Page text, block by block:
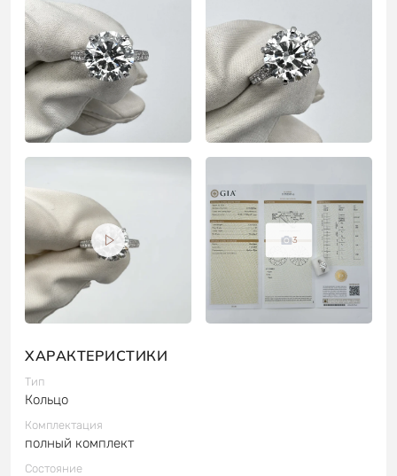
3
ХАРАКТЕРИСТИКИ
Тип
Кольцо
Комплектация
полный комплект
Состояние